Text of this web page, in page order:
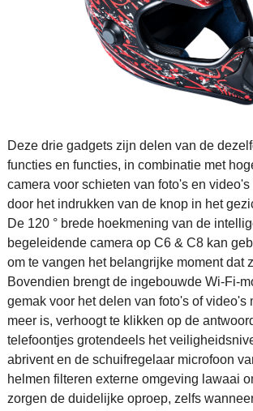
Deze drie gadgets zijn delen van de
functies en functies, in combinatie met
camera voor schieten van foto's en
door het indrukken van de knop in het
De 120 ° brede hoekmening van de
begeleidende camera op C6 & C8 kan
om te vangen het belangrijke moment dat
Bovendien brengt de ingebouwde Wi-Fi-
gemak voor het delen van foto's of video's
meer is, verhoogt te klikken op de
telefoontjes grotendeels het
abrivent en de schuifregelaar microfoon
helmen filteren externe omgeving lawaai
zorgen de duidelijke oproep, zelfs